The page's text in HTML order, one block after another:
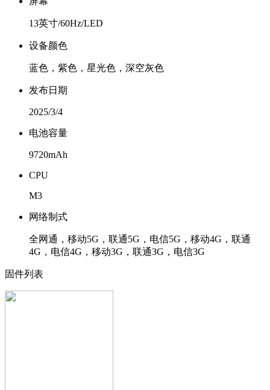
13英寸/60Hz/LED
设备颜色
蓝色，紫色，星光色，深空灰色
发布日期
2025/3/4
电池容量
9720mAh
CPU
M3
网络制式
全网通，移动5G，联通5G，电信5G，移动4G，联通
4G，电信4G，移动3G，联通3G，电信3G
固件列表